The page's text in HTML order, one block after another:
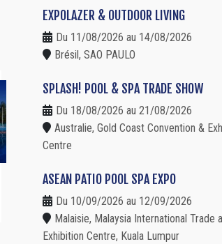
EXPOLAZER & OUTDOOR LIVING
Du 11/08/2026 au 14/08/2026
Brésil, SAO PAULO
SPLASH! POOL & SPA TRADE SHOW
Du 18/08/2026 au 21/08/2026
Australie, Gold Coast Convention &
Centre
ASEAN PATIO POOL SPA EXPO
Du 10/09/2026 au 12/09/2026
Malaisie, Malaysia International Trade
Exhibition Centre, Kuala Lumpur